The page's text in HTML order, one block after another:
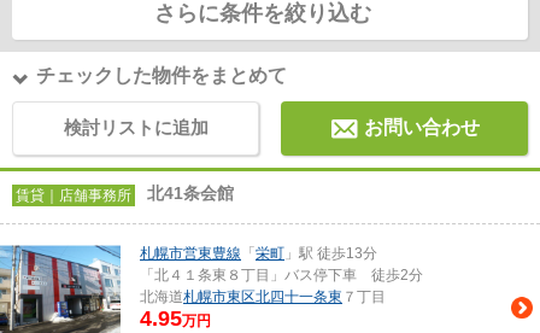
さらに条件を絞り込む
チェックした物件をまとめて
検討リストに追加 お問い合わせ
賃貸｜店舗事務所 北41条会館
札幌市営東豊線 「 栄町 」駅 徒歩13分
「北４１条東８丁目」バス停下車 徒歩2分
北海道札幌市東区北四十一条東 ７丁目
4.95万円